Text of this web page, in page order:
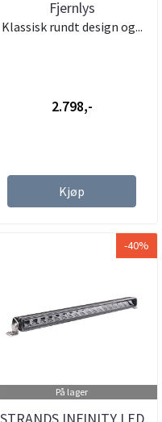
Fjernlys
Klassisk rundt design og...
2.798,-
Kjøp
-40%
På lager
STRANDS INFINITY LED